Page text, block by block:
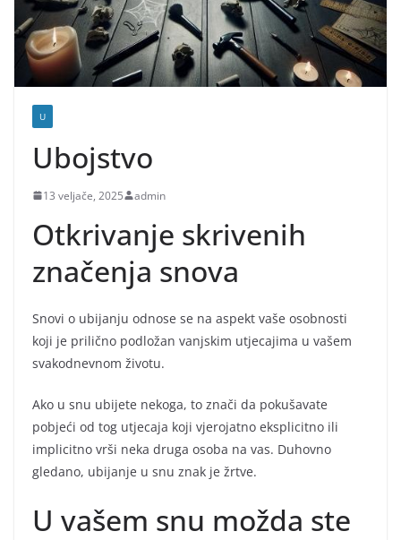
U
Ubojstvo
13 veljače, 2025 admin
Otkrivanje skrivenih
značenja snova
Snovi o ubijanju odnose se na aspekt vaše osobnosti
koji je prilično podložan vanjskim utjecajima u vašem
svakodnevnom životu.
Ako u snu ubijete nekoga, to znači da pokušavate
pobjeći od tog utjecaja koji vjerojatno eksplicitno ili
implicitno vrši neka druga osoba na vas. Duhovno
gledano, ubijanje u snu znak je žrtve.
U vašem snu možda ste